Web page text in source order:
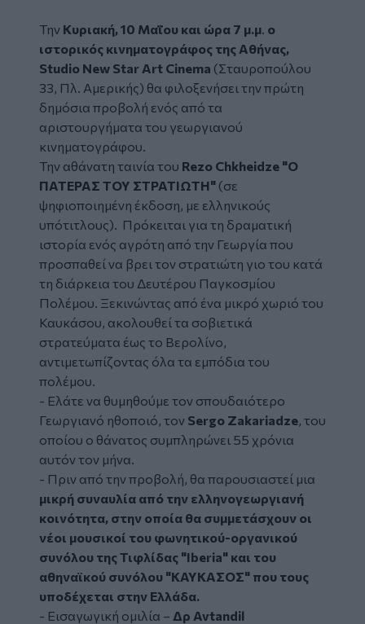
Την Κυριακή, 10 Μαΐου και ώρα 7 μ.μ. ο
ιστορικός κινηματογράφος της Αθήνας,
Studio New Star Art Cinema (Σταυροπούλου
33, Πλ. Αμερικής) θα φιλοξενήσει την πρώτη
δημόσια προβολή ενός από τα
αριστουργήματα του γεωργιανού
κινηματογράφου.
Την αθάνατη ταινία του Rezo Chkheidze "Ο
ΠΑΤΕΡΑΣ ΤΟΥ ΣΤΡΑΤΙΩΤΗ" (σε
ψηφιοποιημένη έκδοση, με ελληνικούς
υπότιτλους). Πρόκειται για τη δραματική
ιστορία ενός αγρότη από την Γεωργία που
προσπαθεί να βρει τον στρατιώτη γιο του κατά
τη διάρκεια του Δευτέρου Παγκοσμίου
Πολέμου. Ξεκινώντας από ένα μικρό χωριό του
Καυκάσου, ακολουθεί τα σοβιετικά
στρατεύματα έως το Βερολίνο,
αντιμετωπίζοντας όλα τα εμπόδια του
πολέμου.
- Ελάτε να θυμηθούμε τον σπουδαιότερο
Γεωργιανό ηθοποιό, τον Sergo Zakariadze, του
οποίου ο θάνατος συμπληρώνει 55 χρόνια
αυτόν τον μήνα.
- Πριν από την προβολή, θα παρουσιαστεί μια
μικρή συναυλία από την ελληνογεωργιανή
κοινότητα, στην οποία θα συμμετάσχουν οι
νέοι μουσικοί του φωνητικού-οργανικού
συνόλου της Τιφλίδας "Iberia" και του
αθηναϊκού συνόλου "ΚΑΥΚΑΣΟΣ" που τους
υποδέχεται στην Ελλάδα.
- Εισαγωγική ομιλία – Δρ Avtandil